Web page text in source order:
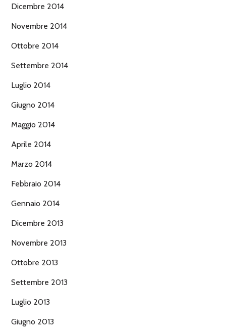
Dicembre 2014
Novembre 2014
Ottobre 2014
Settembre 2014
Luglio 2014
Giugno 2014
Maggio 2014
Aprile 2014
Marzo 2014
Febbraio 2014
Gennaio 2014
Dicembre 2013
Novembre 2013
Ottobre 2013
Settembre 2013
Luglio 2013
Giugno 2013